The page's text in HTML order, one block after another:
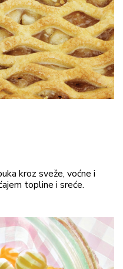
kroz sveže, voćne i
topline i sreće.